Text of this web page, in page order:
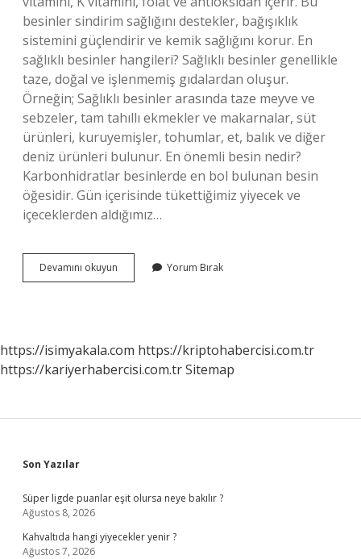
besinler sindirim sağlığını destekler, bağışıklık
sistemini güçlendirir ve kemik sağlığını korur. En
sağlıklı besinler hangileri? Sağlıklı besinler genellikle
taze, doğal ve işlenmemiş gıdalardan oluşur.
Örneğin; Sağlıklı besinler arasında taze meyve ve
sebzeler, tam tahıllı ekmekler ve makarnalar, süt
ürünleri, kuruyemişler, tohumlar, et, balık ve diğer
deniz ürünleri bulunur. En önemli besin nedir?
Karbonhidratlar besinlerde en bol bulunan besin
öğesidir. Gün içerisinde tükettiğimiz yiyecek ve
içeceklerden aldığımız…
Devamını okuyun
Sağlıklı
Yorum Bırak
https://isimyakala.com https://kriptohabercisi.com.tr
https://kariyerhabercisi.com.trSitemap
Sidebar
Son Yazılar
Süper ligde puanlar eşit olursa neye bakılır ?
Ağustos 8, 2026
Kahvaltıda hangi yiyecekler yenir ?
Ağustos 7, 2026